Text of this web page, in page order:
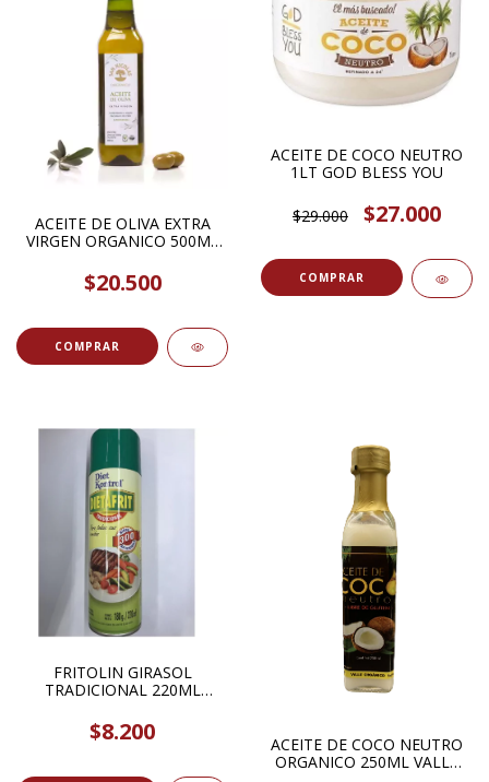
ACEITE DE OLIVA EXTRA
VIRGEN ORGANICO 500ML
$20.500
ACEITE DE COCO NEUTRO
1LT GOD BLESS YOU
$29.000 $27.000
FRITOLIN GIRASOL
TRADICIONAL 220ML
$8.200
ACEITE DE COCO NEUTRO
ORGANICO 250ML VALLE